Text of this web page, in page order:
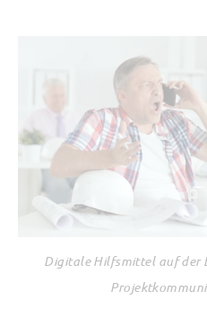
Digitale Hilfsmittel auf der